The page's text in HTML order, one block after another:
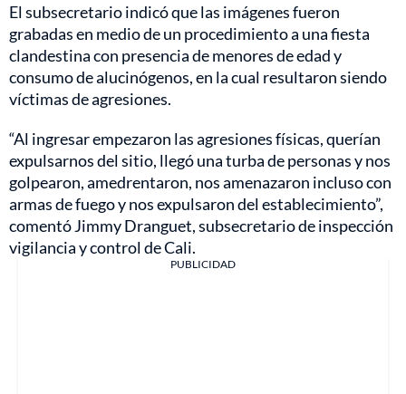
El subsecretario indicó que las imágenes fueron
grabadas en medio de un procedimiento a una fiesta
clandestina con presencia de menores de edad y
consumo de alucinógenos, en la cual resultaron siendo
víctimas de agresiones.
“Al ingresar empezaron las agresiones físicas, querían
expulsarnos del sitio, llegó una turba de personas y nos
golpearon, amedrentaron, nos amenazaron incluso con
armas de fuego y nos expulsaron del establecimiento”,
comentó Jimmy Dranguet, subsecretario de inspección
vigilancia y control de Cali.
PUBLICIDAD